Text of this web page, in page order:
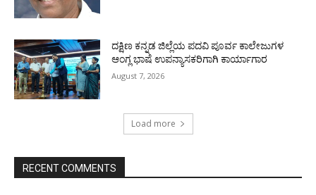
ದಕ್ಷಿಣ ಕನ್ನಡ ಜಿಲ್ಲೆಯ ಪದವಿ ಪೂರ್ವ ಕಾಲೇಜುಗಳ
ಆಂಗ್ಲ ಭಾಷೆ ಉಪನ್ಯಾಸಕರಿಗಾಗಿ ಕಾರ್ಯಾಗಾರ
August 7, 2026
Load more
RECENT COMMENTS